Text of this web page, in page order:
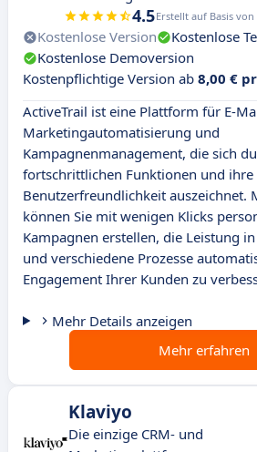
4.5Erstellt auf Basis von
Kostenlose Version
Kostenlose
Kostenlose Demoversion
Kostenpflichtige Version ab 8,00 €
ActiveTrail ist eine Plattform für E-
Marketingautomatisierung und
Kampagnenmanagement, die sich
fortschrittlichen Funktionen und ihre
Benutzerfreundlichkeit auszeichnet.
können Sie mit wenigen Klicks
Kampagnen erstellen, die Leistung
und verschiedene Prozesse
Engagement Ihrer Kunden zu
Mehr Details anzeigen
Mehr erfahren
Klaviyo
Die einzige CRM- und